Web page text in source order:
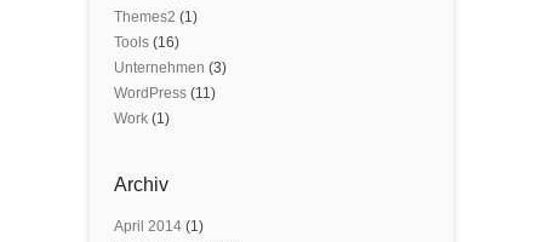
Themes2 (1)
Tools (16)
Unternehmen (3)
WordPress (11)
Work (1)
Archiv
April 2014 (1)